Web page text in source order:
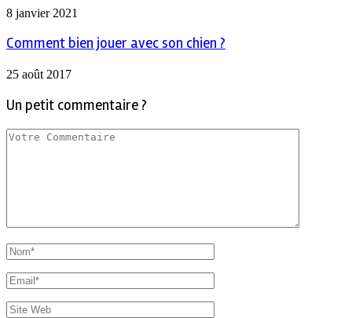
8 janvier 2021
Comment bien jouer avec son chien ?
25 août 2017
Un petit commentaire ?